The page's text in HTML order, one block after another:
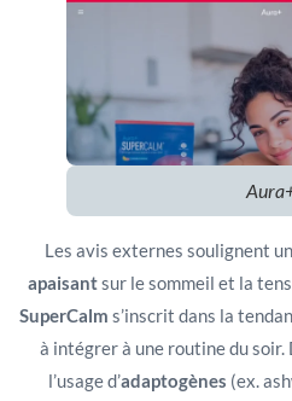
Les avis externes soulignent un
apaisantsur le sommeil et la
SuperCalm s’inscrit dans la
à intégrer à une routine du
l’usage d’adaptogènes (ex.